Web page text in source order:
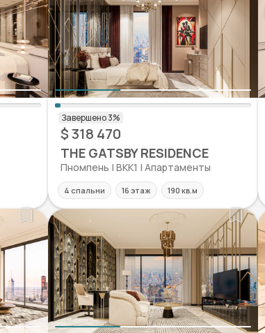
$ 318 470
THE GATSBY RESIDENCE
Пномпень | BKK1 | Апартаменты
4 спальни 16 этаж 190 кв.м